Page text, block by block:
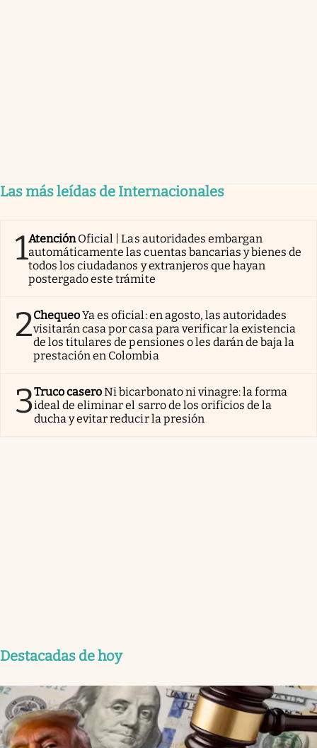
Las más leídas de Internacionales
1AtenciónOficial | Las autoridades embargan
automáticamente las cuentas bancarias y bienes de
todos los ciudadanos y extranjeros que hayan
postergado este trámite
2ChequeoYa es oficial: en agosto, las autoridades
visitarán casa por casa para verificar la existencia
de los titulares de pensiones o les darán de baja la
prestación en Colombia
3Truco caseroNi bicarbonato ni vinagre: la forma
ideal de eliminar el sarro de los orificios de la
ducha y evitar reducir la presión
Destacadas de hoy